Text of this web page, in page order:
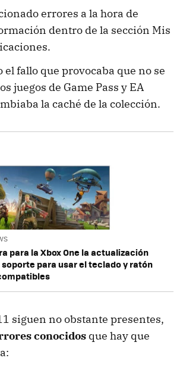
errores a la hora de
dentro de la sección Mis
el fallo que provocaba que no se
juegos de Game Pass y EA
la caché de la colección.
para la Xbox One la actualización
para usar el teclado y ratón
siguen no obstante presentes,
conocidos que hay que